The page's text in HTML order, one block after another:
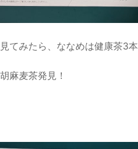
てみたら、ななめは健康茶3本
麻麦茶発見！